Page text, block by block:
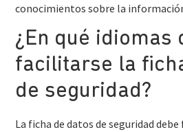
conocimientos sobre la
¿En qué idiomas
facilitarse la
de seguridad?
La ficha de datos de seguridad